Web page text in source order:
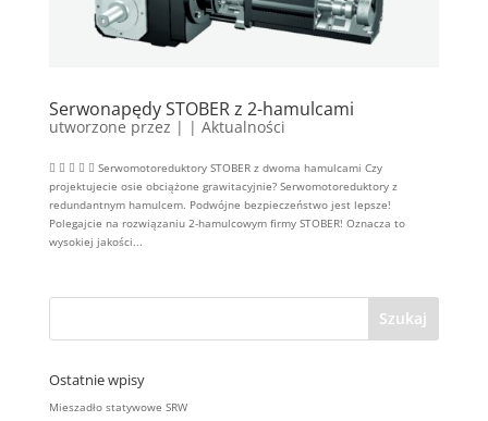
Serwonapędy STOBER z 2-hamulcami
utworzone przez | | Aktualności
     Serwomotoreduktory STOBER z dwoma hamulcami Czy
projektujecie osie obciążone grawitacyjnie? Serwomotoreduktory z
redundantnym hamulcem. Podwójne bezpieczeństwo jest lepsze!
Polegajcie na rozwiązaniu 2-hamulcowym firmy STOBER! Oznacza to
wysokiej jakości...
Ostatnie wpisy
Mieszadło statywowe SRW